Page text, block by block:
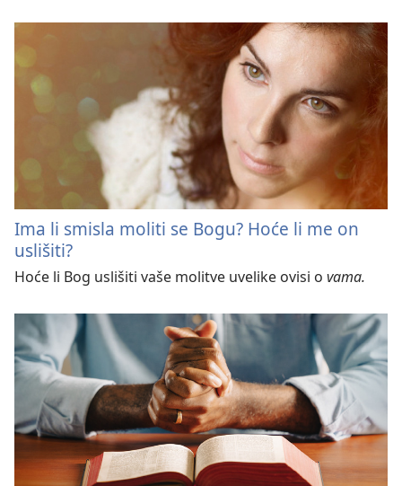
Ima li smisla moliti se Bogu? Hoće li me on
uslišiti?
Hoće li Bog uslišiti vaše molitve uvelike ovisi o vama.